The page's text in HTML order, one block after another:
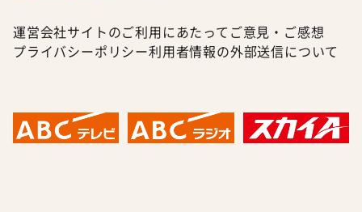
運営会社サイトのご利用にあたって ご意見・ご感想
プライバシーポリシー利用者情報の外部送信について